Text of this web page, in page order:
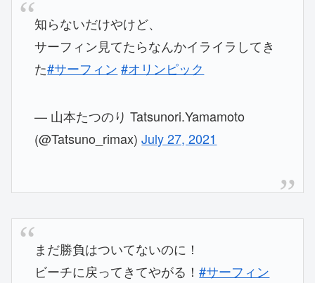
知らないだけやけど、
サーフィン見てたらなんかイライラしてき
た#サーフィン #オリンピック
— 山本たつのり Tatsunori.Yamamoto
(@Tatsuno_rimax)July 27, 2021
まだ勝負はついてないのに！
ビーチに戻ってきてやがる！#サーフィン